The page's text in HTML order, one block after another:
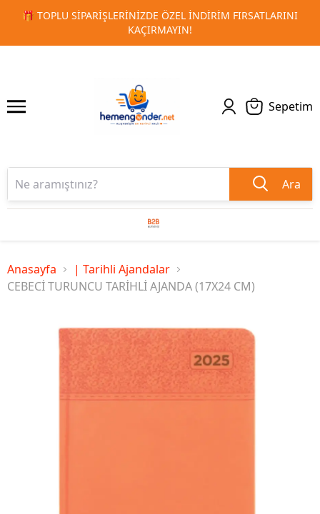
FIRSATLARINI
🚀 KURUMSAL PROMOSYON VE MATBAA
1 2
Sepetim
Ara
Anasayfa
| Tarihli Ajandalar
CEBECİ TURUNCU TARİHLİ AJANDA (17X24 CM)